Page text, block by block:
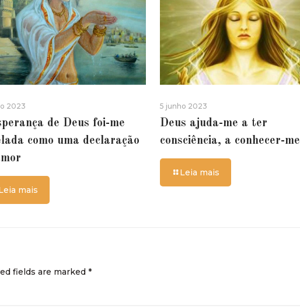
2023
de Deus foi-me
como uma declaração
mais
5 junho 2023
Deus ajuda-me a ter
consciência, a conhecer-me
Leia mais
fields are marked *